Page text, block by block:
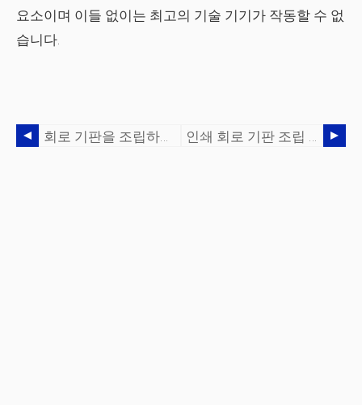
요소이며 이들 없이는 최고의 기술 기기가 작동할 수 없
습니다.
회로 기판을 조립하는 데 필요한 것은 무엇입니까? 인쇄 회로 기판 조립 과정